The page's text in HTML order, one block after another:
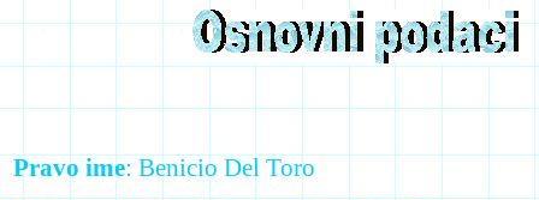
Pravo ime: Benicio Del Toro